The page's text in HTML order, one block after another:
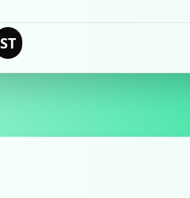
ST